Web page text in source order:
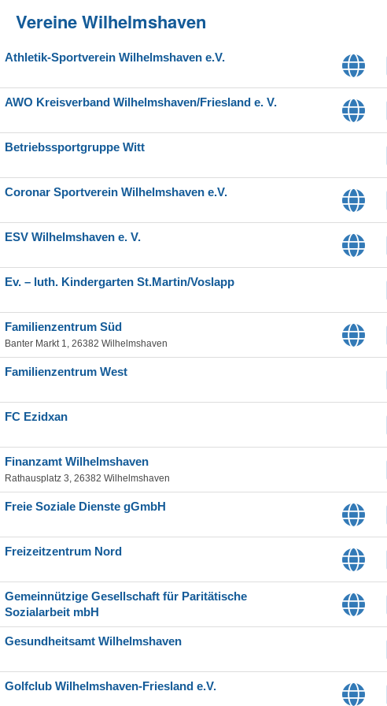
Vereine Wilhelmshaven
Athletik-Sportverein Wilhelmshaven e.V.
AWO Kreisverband Wilhelmshaven/Friesland e. V.
Betriebssportgruppe Witt
Coronar Sportverein Wilhelmshaven e.V.
ESV Wilhelmshaven e. V.
Ev. – luth. Kindergarten St.Martin/Voslapp
Familienzentrum Süd
Banter Markt 1, 26382 Wilhelmshaven
Familienzentrum West
FC Ezidxan
Finanzamt Wilhelmshaven
Rathausplatz 3, 26382 Wilhelmshaven
Freie Soziale Dienste gGmbH
Freizeitzentrum Nord
Gemeinnützige Gesellschaft für Paritätische
Sozialarbeit mbH
Gesundheitsamt Wilhelmshaven
Golfclub Wilhelmshaven-Friesland e.V.